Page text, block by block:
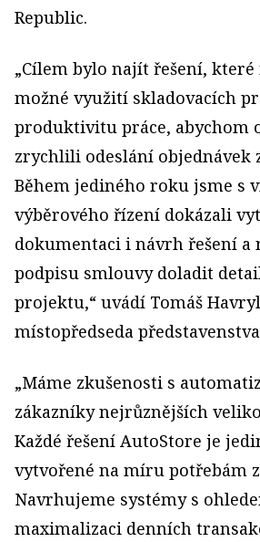
Republic.
„Cílem bylo najít řešení,
možné využití skladovacích
produktivitu práce, abychom
zrychlili odeslání objednávek
Během jediného roku jsme s
výběrového řízení dokázali
dokumentaci i návrh řešení a
podpisu smlouvy doladit
projektu,“ uvádí Tomáš
místopředseda
„Máme zkušenosti s
zákazníky nejrůznějších
Každé řešení AutoStore je
vytvořené na míru potřebám
Navrhujeme systémy s
maximalizaci denních